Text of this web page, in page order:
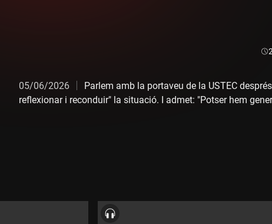
05/06/2026
Parlem amb la portaveu de la USTEC
reflexionar i reconduir" la situació. I admet: "Potser hem